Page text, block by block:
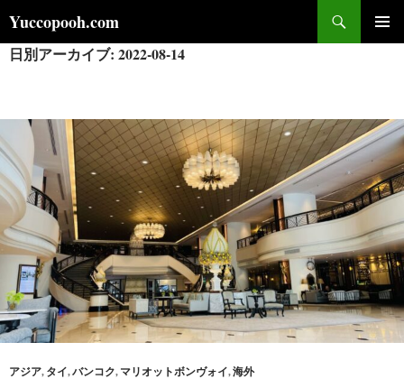
ン
テ
へ
ス
キ
ッ
プ
Yuccopooh.com
索
日別アーカイブ: 2022-08-14
アジア, タイ,バンコク, マリオットボンヴォイ,海外